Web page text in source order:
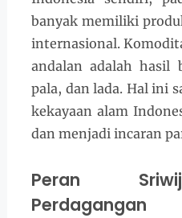
banyak memiliki
internasional.
andalan adalah hasil
pala, dan lada. Hal ini
kekayaan alam
dan menjadi incaran
Peran
Perdagangan